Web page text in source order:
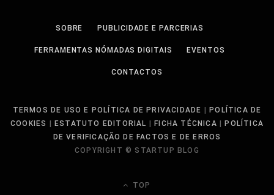
SOBRE PUBLICIDADE E PARCERIAS
FERRAMENTAS NÓMADAS DIGITAIS EVENTOS
CONTACTOS
TERMOS DE USO E POLÍTICA DE PRIVACIDADE |POLÍTICA DE
COOKIES | ESTATUTO EDITORIAL |FICHA TÉCNICA |POLÍTICA
DE VERIFICAÇÃO DE FACTOS E DE ERROS
COPYRIGHT © STARTUP BLOG
TOP